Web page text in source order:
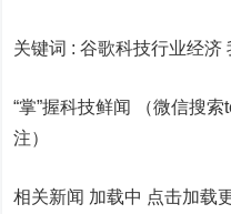
关键词 :谷歌科技行业经济
“掌”握科技鲜闻 （微信搜
注）
相关新闻 加载中 点击加载